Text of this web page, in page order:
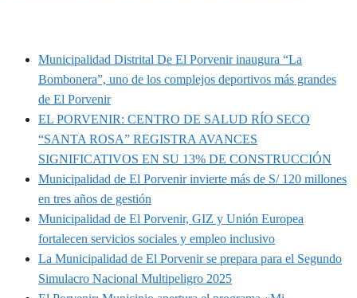
Municipalidad Distrital De El Porvenir inaugura “La
Bombonera”, uno de los complejos deportivos más grandes
de El Porvenir
EL PORVENIR: CENTRO DE SALUD RÍO SECO
“SANTA ROSA” REGISTRA AVANCES
SIGNIFICATIVOS EN SU 13% DE CONSTRUCCIÓN
Municipalidad de El Porvenir invierte más de S/ 120 millones
en tres años de gestión
Municipalidad de El Porvenir, GIZ y Unión Europea
fortalecen servicios sociales y empleo inclusivo
La Municipalidad de El Porvenir se prepara para el Segundo
Simulacro Nacional Multipeligro 2025